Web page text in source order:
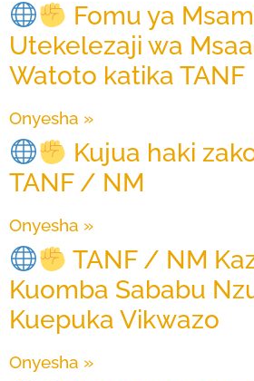
Fomu ya
Utekelezaji wa
Watoto katika TANF
Onyesha »
Kujua haki
TANF / NM
Onyesha »
TANF / NM
Kuomba Sababu
Kuepuka Vikwazo
Onyesha »